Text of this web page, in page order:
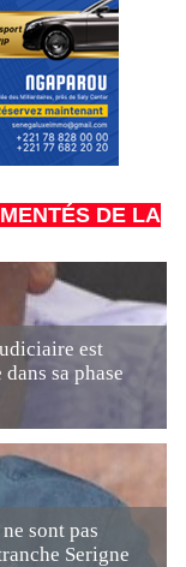
DE LA
est
sa phase
sont pas
Serigne